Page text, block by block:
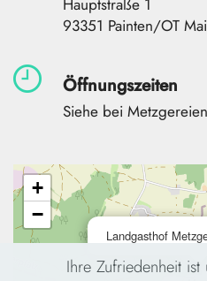
93351 Painten/OT
Öffnungszeiten
Siehe bei Metzgereien
Landgasthof
+
−
Ihre Zufriedenheit